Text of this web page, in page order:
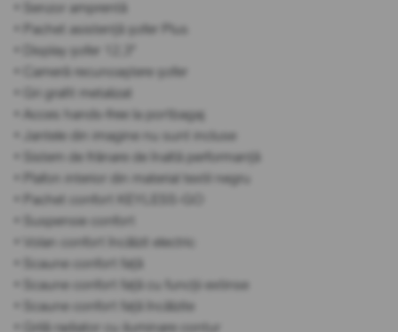
• Senzor amprentă
• Pachet asistență șofer Plus
• Display șofer 12,3"
• Cameră recunoaștere șofer
• Gri grafit metalizat
• Acces hands-free la portbagaj
• Jantele din imagine nu sunt incluse
• Sistem de frânare de înaltă performanță
• Plafon interior din material textil negru
• Pachet confort KEYLESS-GO
• Suspensie confort
• Volan confort încălzit electric
• Scaune confort față
• Scaune confort față cu funcții extinse
• Scaune confort față încălzite
• Grilă radiator cu iluminare contur